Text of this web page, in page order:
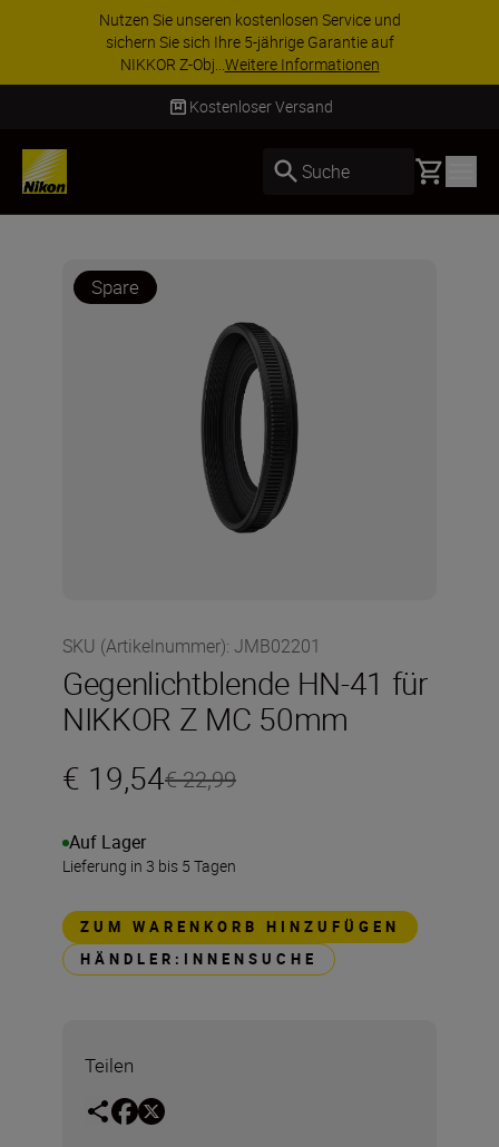
Nutzen Sie unseren kostenlosen Service und
sichern Sie sich Ihre 5-jährige Garantie auf
NIKKOR Z-Obj...Weitere Informationen
Kostenloser Versand
Suche Basket
Spare
SKU (Artikelnummer): JMB02201
Gegenlichtblende HN-41 für
NIKKOR Z MC 50mm
€ 19,54€ 22,99
Auf Lager
Lieferung in 3 bis 5 Tagen
ZUM WARENKORB HINZUFÜGEN
HÄNDLER:INNENSUCHE
Teilen